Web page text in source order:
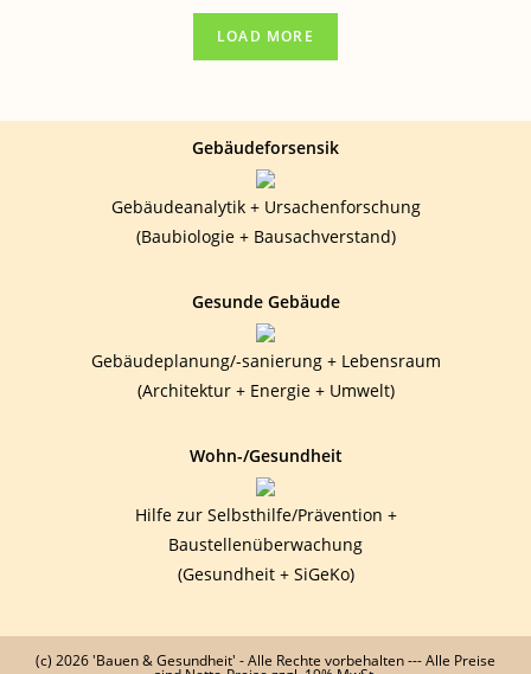
LOAD MORE
Gebäudeforsensik
Gebäudeanalytik + Ursachenforschung
(Baubiologie + Bausachverstand)
Gesunde Gebäude
Gebäudeplanung/-sanierung + Lebensraum
(Architektur + Energie + Umwelt)
Wohn-/Gesundheit
Hilfe zur Selbsthilfe/Prävention +
Baustellenüberwachung
(Gesundheit + SiGeKo)
(c) 2026 'Bauen & Gesundheit' - Alle Rechte vorbehalten --- Alle Preise